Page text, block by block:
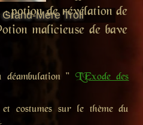
Mère Troll
: potion de révélation de
malicieuse de bave
" L'Exode des
costumes sur le thème du